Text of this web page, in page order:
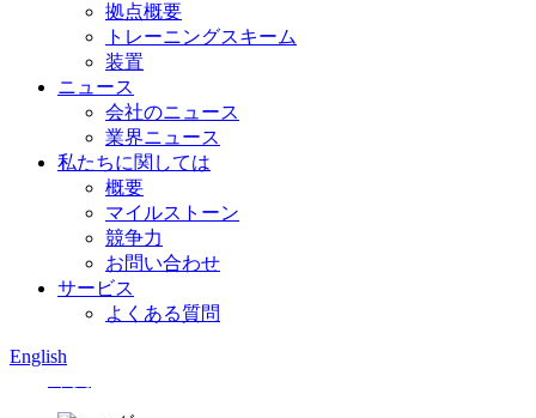
拠点概要
トレーニングスキーム
装置
ニュース
会社のニュース
業界ニュース
私たちに関しては
概要
マイルストーン
競争力
お問い合わせ
サービス
よくある質問
English